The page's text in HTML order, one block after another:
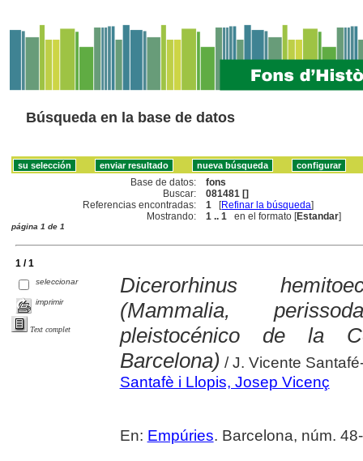
Búsqueda en la base de datos
Base de datos:
fons
Buscar:
081481 []
Referencias encontradas:
1 [Refinar la búsqueda]
Mostrando:
1 .. 1 en el formato [Estandar]
página 1 de 1
1 / 1
seleccionar
imprimir
Text complet
Dicerorhinus
(Mammalia,
pleistocénico de la
Barcelona) / J. Vicente
Santafè i Llopis, Josep Vicenç
En: Empúries. Barcelona, núm.